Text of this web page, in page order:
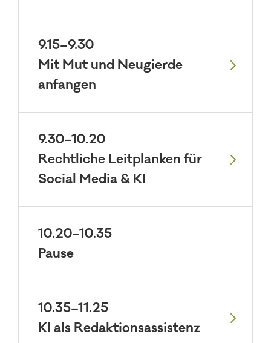
9.15–9.30
Mit Mut und Neugierde
anfangen
9.30–10.20
Rechtliche Leitplanken für
Social Media & KI
10.20–10.35
Pause
10.35–11.25
KI als Redaktionsassistenz